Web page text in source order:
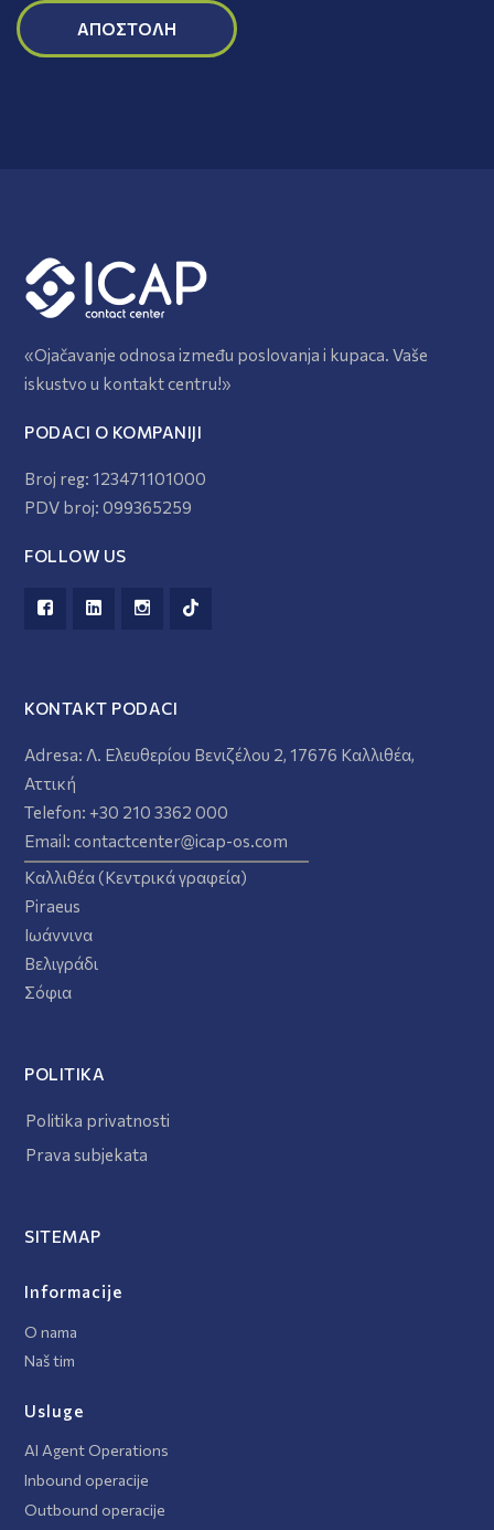
«Ojačavanje odnosa između poslovanja i kupaca. Vaše
iskustvo u kontakt centru!»
PODACI O KOMPANIJI
Broj reg: 123471101000
PDV broj: 099365259
FOLLOW US
KONTAKT PODACI
Adresa: Λ. Ελευθερίου Βενιζέλου 2, 17676 Καλλιθέα,
Αττική
Telefon: +30 210 3362 000
Email:contactcenter@icap-os.com
Καλλιθέα (Κεντρικά γραφεία)
Piraeus
Ιωάννινα
Βελιγράδι
Σόφια
POLITIKA
Politika privatnosti
Prava subjekata
SITEMAP
Informacije
O nama
Naš tim
Usluge
AI Agent Operations
Inbound operacije
Outbound operacije